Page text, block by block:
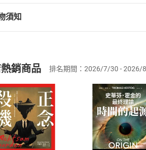
退換貨規定：
(一)依消費者保護法第19條第1項後段暨
(二)消費者訂購本店鋪之商品即代表知
且已下載/存取電子書，不得請求退貨退
退貨方式：您欲取消訂單或辦理退貨時
貨」，本店鋪將依您的申請進行審核，待
請注意，樂天市場須以整筆訂單為單位
須知
挑選商品
Choose
放入購
Shopping
購書後，如何開始使用？
銷商品 排名期間：2026/7/30 - 2026/